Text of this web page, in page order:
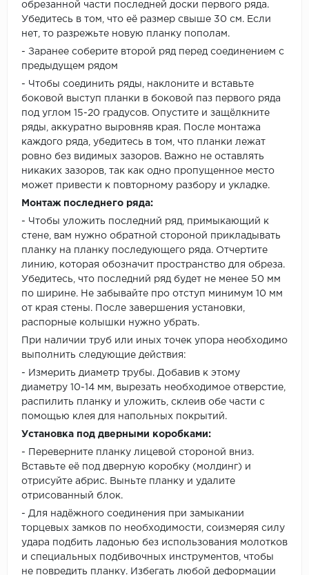
обрезанной части последней доски первого ряда.
Убедитесь в том, что её размер свыше 30 см. Если
нет, то разрежьте новую планку пополам.
- Заранее соберите второй ряд перед соединением с
предыдущем рядом
- Чтобы соединить ряды, наклоните и вставьте
боковой выступ планки в боковой паз первого ряда
под углом 15-20 градусов. Опустите и защёлкните
ряды, аккуратно выровняв края. После монтажа
каждого ряда, убедитесь в том, что планки лежат
ровно без видимых зазоров. Важно не оставлять
никаких зазоров, так как одно пропущенное место
может привести к повторному разбору и укладке.
Монтаж последнего ряда:
- Чтобы уложить последний ряд, примыкающий к
стене, вам нужно обратной стороной прикладывать
планку на планку последующего ряда. Отчертите
линию, которая обозначит пространство для обреза.
Убедитесь, что последний ряд будет не менее 50 мм
по ширине. Не забывайте про отступ минимум 10 мм
от края стены. После завершения установки,
распорные колышки нужно убрать.
При наличии труб или иных точек упора необходимо
выполнить следующие действия:
- Измерить диаметр трубы. Добавив к этому
диаметру 10-14 мм, вырезать необходимое отверстие,
распилить планку и уложить, склеив обе части с
помощью клея для напольных покрытий.
Установка под дверными коробками:
- Переверните планку лицевой стороной вниз.
Вставьте её под дверную коробку (молдинг) и
отрисуйте абрис. Выньте планку и удалите
отрисованный блок.
- Для надёжного соединения при замыкании
торцевых замков по необходимости, соизмеряя силу
удара подбить ладонью без использования молотков
и специальных подбивочных инструментов, чтобы
не повредить планку. Избегать любой деформации